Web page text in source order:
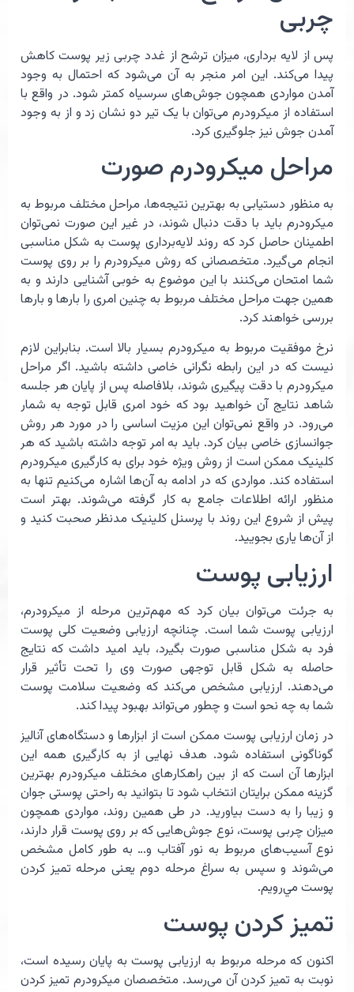
چربی
پس از لایه برداری، میزان ترشح از غدد چربی زیر پوست کاهش
پیدا می‌کند. این امر منجر به آن می‌شود که احتمال به وجود
آمدن مواردی همچون جوش‌های سرسیاه کمتر شود. در واقع با
استفاده از میکرودرم می‌توان با یک تیر دو نشان زد و از به وجود
آمدن جوش نیز جلوگیری کرد.
مراحل میکرودرم صورت
به منظور دستیابی به بهترین نتیجه‌ها،‌ مراحل مختلف مربوط به
میکرودرم باید با دقت دنبال شوند، در غیر این صورت نمی‌توان
اطمینان حاصل کرد که روند لایه‌برداری پوست به شکل مناسبی
انجام می‌گیرد. متخصصانی که روش میکرودرم را بر روی پوست
شما امتحان می‌کنند با این موضوع به خوبی آشنایی دارند و به
همین جهت مراحل مختلف مربوط به چنین امری را بارها و بارها
بررسی خواهند کرد.
نرخ موفقیت مربوط به میکرودرم بسیار بالا است. بنابراین لازم
نیست که در این رابطه نگرانی خاصی داشته باشید. اگر مراحل
میکرودرم با دقت پیگیری شوند، بلافاصله پس از پایان هر جلسه
شاهد نتایج آن خواهید بود که خود امری قابل توجه به شمار
می‌رود. در واقع نمی‌توان این مزیت اساسی را در مورد هر روش
جوانسازی خاصی بیان کرد. باید به امر توجه داشته باشید که هر
کلینیک ممکن است از روش ویژه خود برای به کارگیری میکرودرم
استفاده کند. مواردی که در ادامه به آن‌ها اشاره می‌‌کنیم تنها به
منظور ارائه اطلاعات جامع به کار گرفته می‌شوند. بهتر است
پیش از شروع این روند با پرسنل کلینیک مدنظر صحبت کنید و
از آن‌ها یاری بجویید.
ارزیابی پوست
به جرئت می‌توان بیان کرد که مهم‌ترین مرحله از میکرودرم،‌
ارزیابی پوست شما است. چنانچه ارزیابی وضعیت کلی پوست
فرد به شکل مناسبی صورت بگیرد، باید امید داشت که نتایج
حاصله به شکل قابل توجهی صورت وی را تحت تأثیر قرار
می‌دهند. ارزیابی مشخص می‌کند که وضعیت سلامت پوست
شما به چه نحو است و چطور می‌تواند بهبود پیدا کند.
در زمان ارزیابی پوست ممکن است از ابزارها و دستگاه‌های آنالیز
گوناگونی استفاده شود. هدف نهایی از به کارگیری همه این
ابزارها آن است که از بین راهکارهای مختلف میکرودرم بهترین
گزینه ممکن برایتان انتخاب شود تا بتوانید به راحتی پوستی جوان
و زیبا را به دست بیاورید. در طی همین روند، مواردی همچون
میزان چربی پوست، نوع جوش‌هایی که بر روی پوست قرار دارند،
نوع آسیب‌های مربوط به نور آفتاب و… به طور کامل مشخص
می‌شوند و سپس به سراغ مرحله دوم یعنی مرحله تمیز کردن
پوست مي‌رویم.
تمیز کردن پوست
اکنون که مرحله مربوط به ارزیابی پوست به پایان رسیده است،
نوبت به تمیز کردن آن می‌رسد. متخصصان میکرودرم تمیز کردن